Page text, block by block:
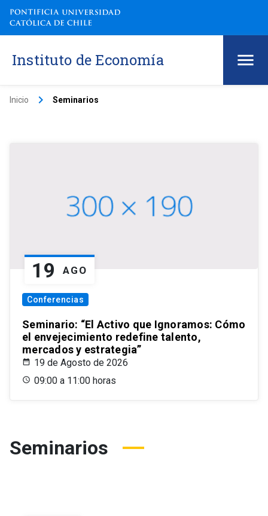
Instituto de Economía
Inicio keyboard_arrow_right Seminarios
19 AGO
Conferencias
Seminario: “El Activo que Ignoramos: Cómo
el envejecimiento redefine talento,
mercados y estrategia”
19 de Agosto de 2026
09:00 a 11:00 horas
Seminarios